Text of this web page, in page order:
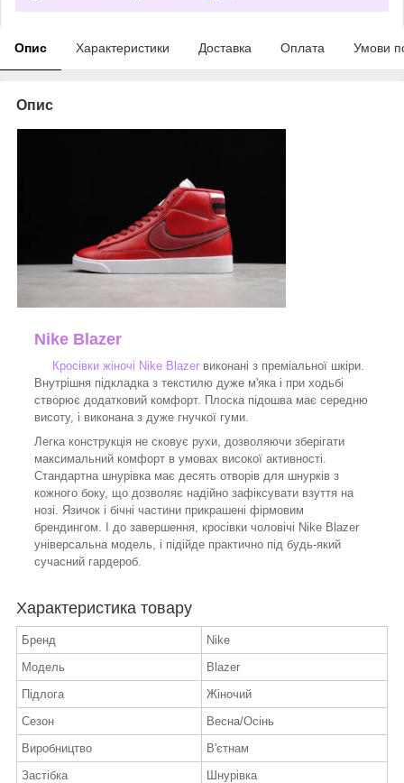
Опис Характеристики Доставка Оплата Умови
Опис
Nike Blazer
Кросівки жіночі Nike Blazer виконані з преміальної шкіри.
Внутрішня підкладка з текстилю дуже м'яка і при ходьбі
створює додатковий комфорт. Плоска підошва має середню
висоту, і виконана з дуже гнучкої гуми.
Легка конструкція не сковує рухи, дозволяючи зберігати
максимальний комфорт в умовах високої активності.
Стандартна шнурівка має десять отворів для шнурків з
кожного боку, що дозволяє надійно зафіксувати взуття на
нозі. Язичок і бічні частини прикрашені фірмовим
брендингом. І до завершення, кросівки чоловічі Nike Blazer
універсальна модель, і підійде практично під будь-який
сучасний гардероб.
Характеристика товару
Бренд
Nike
Модель
Blazer
Підлога
Жіночий
Сезон
Весна/Осінь
Виробництво
В'єтнам
Застібка
Шнурівка